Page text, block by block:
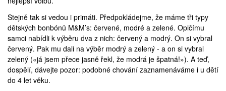
Stejně tak si vedou i primáti. Předpokládejme, že máme tři typy
dětských bonbónů M&M’s: červené, modré a zelené. Opičímu
samci nabídli k výběru dva z nich: červený a modrý. On si vybral
červený. Pak mu dali na výběr modrý a zelený - a on si vybral
zelený («já jsem přece jasně řekl, že modrá je špatná!»). A teď,
dospělí, dávejte pozor: podobné chování zaznamenáváme i u dětí
do 4 let věku.